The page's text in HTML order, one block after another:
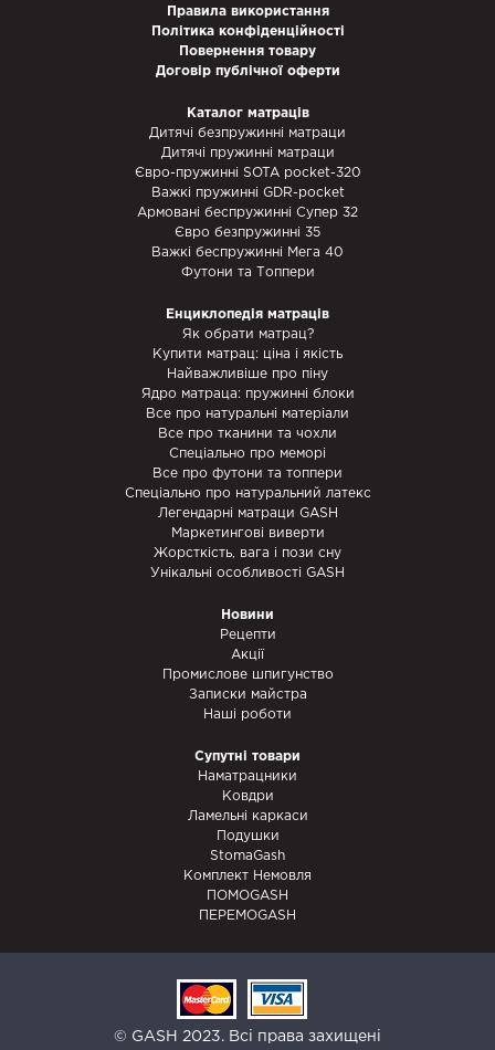
Правила використання
Політика конфіденційності
Повернення товару
Договір публічної оферти
Каталог матраців
Дитячі безпружинні матраци
Дитячі пружинні матраци
Євро-пружинні SOTA pocket-320
Важкі пружинні GDR-pocket
Армовані беспружинні Супер 32
Євро безпружинні 35
Важкі беспружинні Мега 40
Футони та Топпери
Енциклопедія матраців
Як обрати матрац?
Купити матрац: ціна і якість
Найважливіше про піну
Ядро матраца: пружинні блоки
Все про натуральні матеріали
Все про тканини та чохли
Спеціально про меморі
Все про футони та топпери
Спеціально про натуральний латекс
Легендарні матраци GASH
Маркетингові виверти
Жорсткість, вага і пози сну
Унікальні особливості GASH
Новини
Рецепти
Акції
Промислове шпигунство
Записки майстра
Наші роботи
Супутні товари
Наматрацники
Ковдри
Ламельні каркаси
Подушки
StomaGash
Комплект Немовля
ПОМОGASH
ПЕРЕМОGASH
© GASH 2023. Всі права захищені